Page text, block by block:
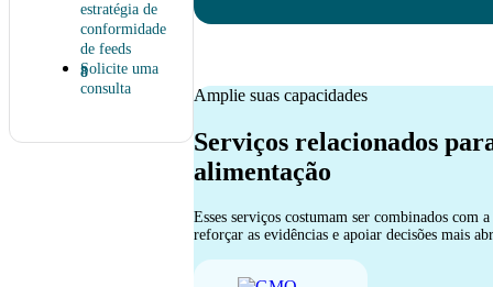
estratégia de
conformidade
de feeds
Solicite uma
consulta
Amplie suas capacidades
Serviços relacionados
alimentação
Esses serviços costumam ser combinados com
reforçar as evidências e apoiar decisões mais